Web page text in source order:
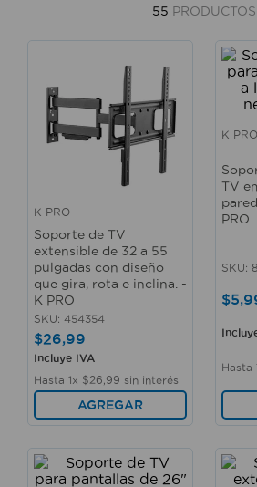
55 PRODUCTOS
K PRO
Soporte de TV
extensible de 32 a 55
pulgadas con diseño
que gira, rota e inclina. -
K PRO
SKU: 454354
$26,99
Incluye IVA
Hasta 1x $26 99 sin interés
AGREGAR
K PRO
TV
PRO
SKU:
$5,
Hasta
.
escritorio
aspiradora
lavamanos